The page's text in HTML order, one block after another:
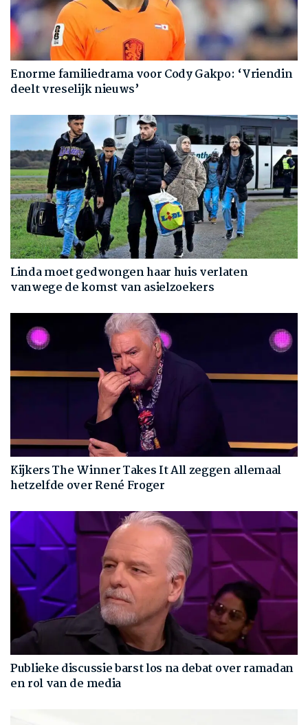
Enorme familiedrama voor Cody Gakpo: ‘Vriendin
deelt vreselijk nieuws’
Linda moet gedwongen haar huis verlaten
vanwege de komst van asielzoekers
Kijkers The Winner Takes It All zeggen allemaal
hetzelfde over René Froger
Publieke discussie barst los na debat over ramadan
en rol van de media